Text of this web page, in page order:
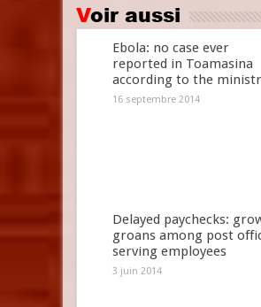
Voir aussi
Ebola: no case ever
reported in Toamasina
according to the
16 septembre 2014
Delayed paychecks:
groans among post
serving employees
3 juin 2014